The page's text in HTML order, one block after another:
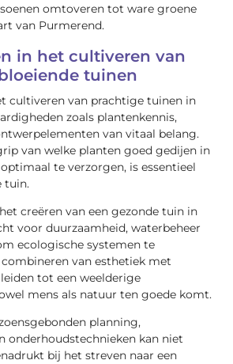
omtoveren tot ware groene
van Purmerend.
in het cultiveren van
tuinen
cultiveren van prachtige tuinen in
zoals plantenkennis,
van vitaal belang.
van welke planten goed gedijen in
te verzorgen, is essentieel
tuin.
creëren van een gezonde tuin in
voor duurzaamheid, waterbeheer
ecologische systemen te
van esthetiek met
tot een weelderige
mens als natuur ten goede komt.
planning,
onderhoudstechnieken kan niet
bij het streven naar een